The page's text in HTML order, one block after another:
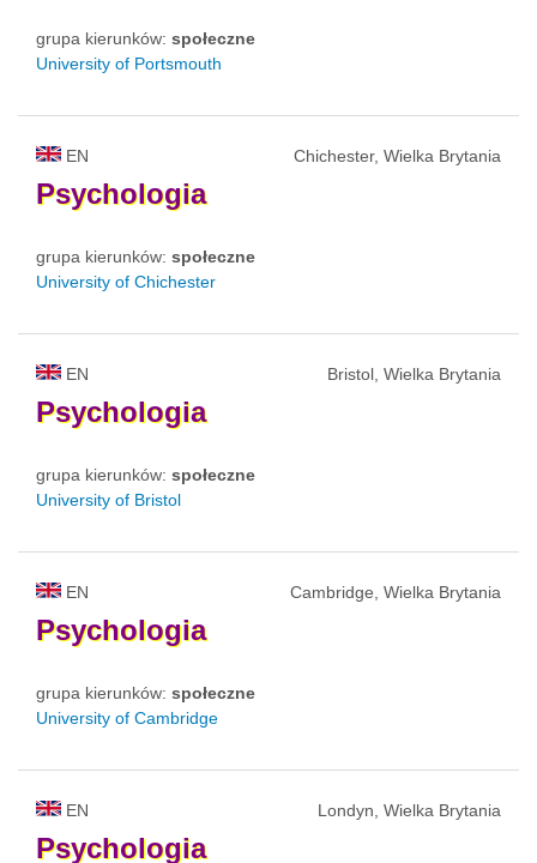
grupa kierunków: społeczne
University of Portsmouth
EN Chichester, Wielka Brytania
Psychologia
grupa kierunków: społeczne
University of Chichester
EN Bristol, Wielka Brytania
Psychologia
grupa kierunków: społeczne
University of Bristol
EN Cambridge, Wielka Brytania
Psychologia
grupa kierunków: społeczne
University of Cambridge
EN Londyn, Wielka Brytania
Psychologia